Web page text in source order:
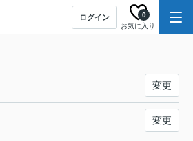
ログイン
お気に入り
0
変更
変更